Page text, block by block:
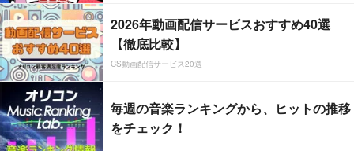
2026年動画配信サービスおすすめ40選
【徹底比較】
CS動画配信サービス20選
毎週の音楽ランキングから、ヒットの推移
をチェック！